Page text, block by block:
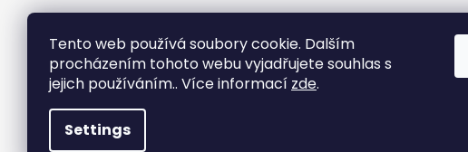
Tento web používá soubory cookie. Dalším
procházením tohoto webu vyjadřujete souhlas s
jejich používáním.. Více informací zde.
Settings
728737662
https://www.facebook.com/RSR
Czech/